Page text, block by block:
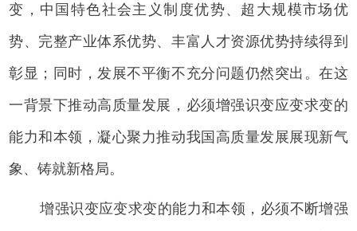
变，中国特色社会主义制度优势、超大规模市场优
势、完整产业体系优势、丰富人才资源优势持续得到
彰显；同时，发展不平衡不充分问题仍然突出。在这
一背景下推动高质量发展，必须增强识变应变求变的
能力和本领，凝心聚力推动我国高质量发展展现新气
象、铸就新格局。
增强识变应变求变的能力和本领，必须不断增强